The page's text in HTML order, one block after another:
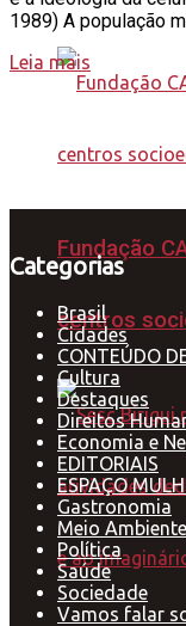
Fundação
centros
1989) A população
Leia mais
Categorias
Brasil
Cidades
CONTEÚDO
Cultura
Destaques
Direitos
Economia e
EDITORIAIS
ESPAÇO
Gastronomia
Meio Ambiente
Política
Saúde
Sociedade
Vamos falar